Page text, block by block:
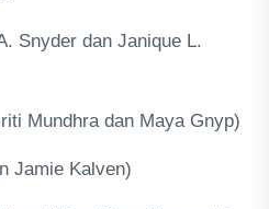
Snyder dan Janique L.
Mundhra dan Maya Gnyp)
Jamie Kalven)